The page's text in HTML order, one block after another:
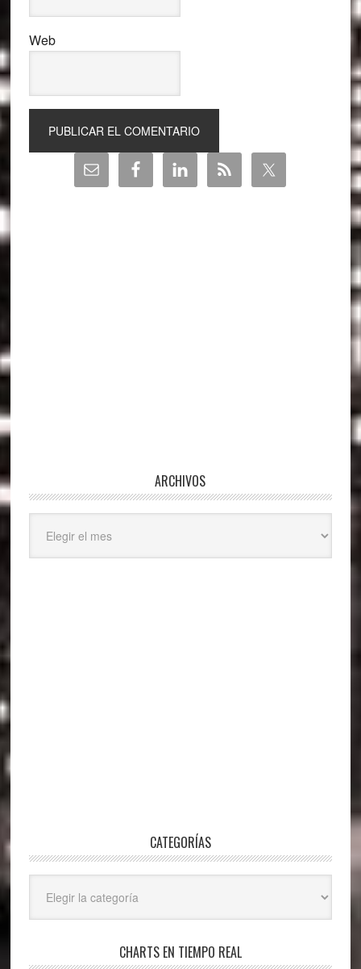
Web
Barra
lateral
ARCHIVOS
CATEGORÍAS
CHARTS EN TIEMPO REAL